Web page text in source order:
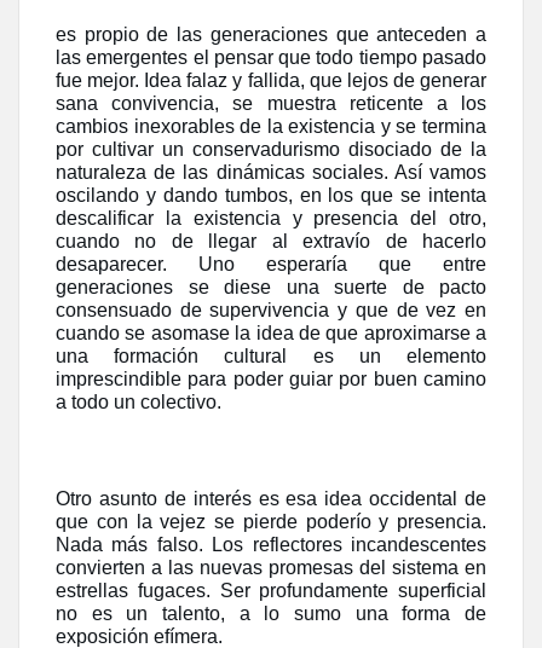
es propio de las generaciones que anteceden a
las emergentes el pensar que todo tiempo pasado
fue mejor. Idea falaz y fallida, que lejos de generar
sana convivencia, se muestra reticente a los
cambios inexorables de la existencia y se termina
por cultivar un conservadurismo disociado de la
naturaleza de las dinámicas sociales. Así vamos
oscilando y dando tumbos, en los que se intenta
descalificar la existencia y presencia del otro,
cuando no de llegar al extravío de hacerlo
desaparecer. Uno esperaría que entre
generaciones se diese una suerte de pacto
consensuado de supervivencia y que de vez en
cuando se asomase la idea de que aproximarse a
una formación cultural es un elemento
imprescindible para poder guiar por buen camino
a todo un colectivo.
Otro asunto de interés es esa idea occidental de
que con la vejez se pierde poderío y presencia.
Nada más falso. Los reflectores incandescentes
convierten a las nuevas promesas del sistema en
estrellas fugaces. Ser profundamente superficial
no es un talento, a lo sumo una forma de
exposición efímera.